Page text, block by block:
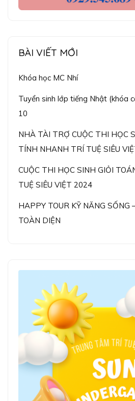
BÀI VIẾT MỚI
Khóa học MC Nhí
Tuyển sinh lớp tiếng Nhật (khóa
10
NHÀ TÀI TRỢ CUỘC THI HỌC
TÍNH NHANH TRÍ TUỆ SIÊU
CUỘC THI HỌC SINH GIỎI
TUỆ SIÊU VIỆT 2024
HAPPY TOUR KỸ NĂNG SỐNG
TOÀN DIỆN